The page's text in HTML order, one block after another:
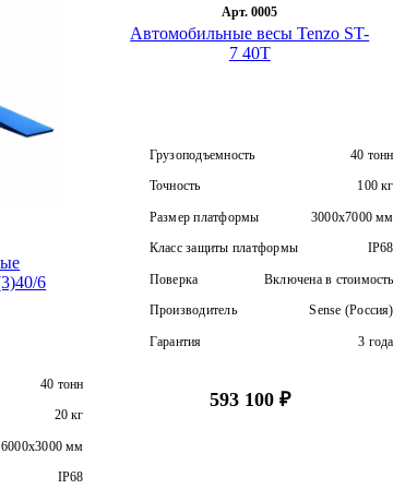
(DFE)
6
40 тонн
20 кг
6000х3000 мм
IP68
Арт. 0005
Автомобильные весы Tenzo ST-
7 40T
Грузоподъемность 40 тонн
Точность 100 кг
Размер платформы 3000x7000 мм
Класс защиты платформы IP68
Поверка Включена в стоимость
Производитель Sense (Россия)
Гарантия 3 года
593 100 ₽